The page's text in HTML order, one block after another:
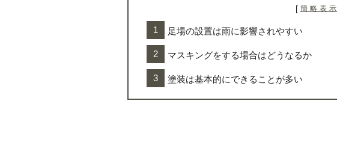
[ 簡略表示
足場の設置は雨に影響されやすい
マスキングをする場合はどうなるか
塗装は基本的にできることが多い